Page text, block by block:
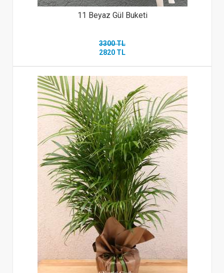
11 Beyaz Gül Buketi
3300 TL
2820 TL